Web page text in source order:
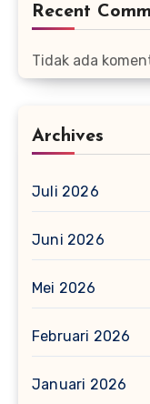
Recent
Tidak ada
Archives
Juli 2026
Juni 2026
Mei 2026
Februari 2026
Januari 2026